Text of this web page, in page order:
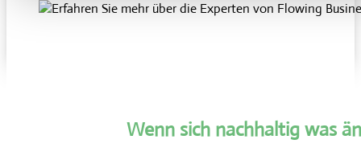
Wenn sich nachhaltig was